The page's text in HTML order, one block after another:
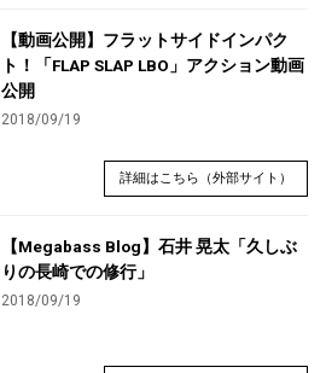
【動画公開】フラットサイドインパク
ト！「FLAP SLAP LBO」アクション動画
公開
2018/09/19
詳細はこちら（外部サイト）
【Megabass Blog】石井 晃太「久しぶ
りの長崎での修行」
2018/09/19